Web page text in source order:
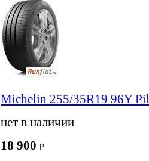
Michelin 255/35R19 96Y
нет в наличии
18 900